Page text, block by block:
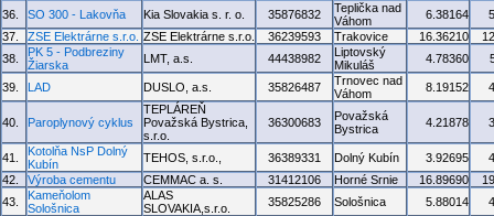
36. SO 300 - Lakovňa Kia Slovakia s. r. o. 35876832
Teplička nad
Váhom
6.38164
37.
ZSE Elektrárne s.r.o. ZSE Elektrárne s.r.o. 36239593 Trakovice 16.36210
38.
PK 5 - Podbreziny
Žiarska
LMT, a.s. 44438982
Liptovský
Mikuláš
4.78360
39. LAD DUSLO, a.s. 35826487
Trnovec nad
Váhom
8.19152
40. Paroplynový cyklus
TEPLÁREŇ
Považská Bystrica,
s.r.o.
36300683
Považská
Bystrica
4.21878
41.
Kotolňa NsP Dolný
Kubín
TEHOS, s.r.o., 36389331 Dolný Kubín 3.92695
42.
Výroba cementu CEMMAC a. s. 31412106 Horné Srnie 16.89690
43.
Kameňolom
Sološnica
ALAS
SLOVAKIA,s.r.o.
35825286 Sološnica 5.88014